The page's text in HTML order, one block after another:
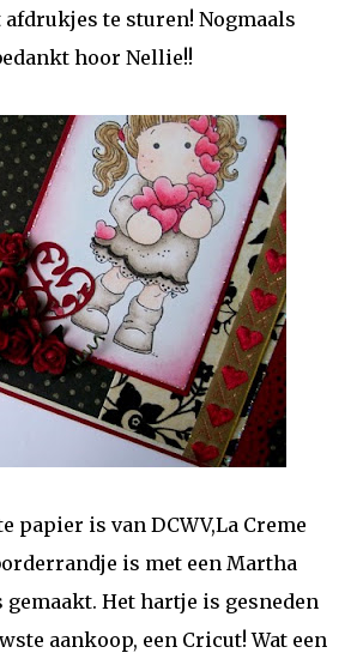
te sturen! Nogmaals
hoor Nellie!!
papier is van DCWV,La Creme
is met een Martha
gemaakt. Het hartje is gesneden
aankoop, een Cricut! Wat een